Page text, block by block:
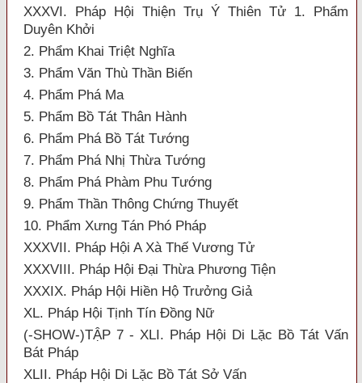
XXXVI. Pháp Hội Thiện Trụ Ý Thiên Tử 1. Phẩm
Duyên Khởi
2. Phẩm Khai Triệt Nghĩa
3. Phẩm Văn Thù Thần Biến
4. Phẩm Phá Ma
5. Phẩm Bồ Tát Thân Hành
6. Phẩm Phá Bồ Tát Tướng
7. Phẩm Phá Nhị Thừa Tướng
8. Phẩm Phá Phàm Phu Tướng
9. Phẩm Thần Thông Chứng Thuyết
10. Phẩm Xưng Tán Phó Pháp
XXXVII. Pháp Hội A Xà Thế Vương Tử
XXXVIII. Pháp Hội Đại Thừa Phương Tiện
XXXIX. Pháp Hội Hiền Hộ Trưởng Giả
XL. Pháp Hội Tịnh Tín Đồng Nữ
(-SHOW-)TẬP 7 - XLI. Pháp Hội Di Lặc Bồ Tát Vấn
Bát Pháp
XLII. Pháp Hội Di Lặc Bồ Tát Sở Vấn